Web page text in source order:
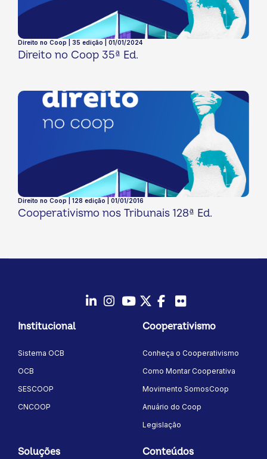
Direito no Coop | 35 edição | 01/01/2024
Direito no Coop 35ª Ed.
Direito no Coop | 128 edição | 01/01/2016
Cooperativismo nos Tribunais 128ª Ed.
Instagram
YoutubeTwitter/X
Facebook
Institucional
Sistema OCB
OCB
SESCOOP
CNCOOP
Cooperativismo
Conheça o Cooperativismo
Como Montar Cooperativa
Movimento SomosCoop
Anuário do Coop
Legislação
Soluções Conteúdos